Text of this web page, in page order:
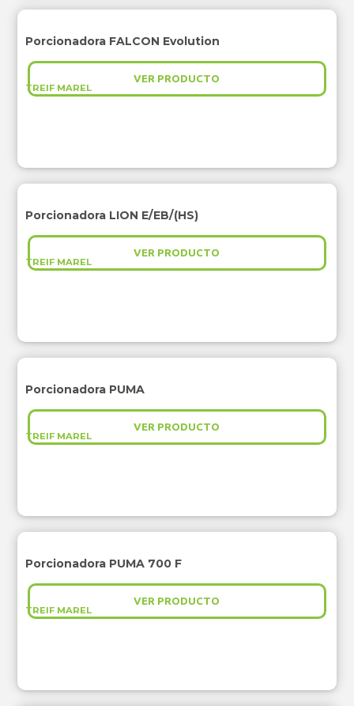
TREIF MAREL
Porcionadora FALCON Evolution
VER PRODUCTO
TREIF MAREL
Porcionadora LION E/EB/(HS)
VER PRODUCTO
TREIF MAREL
Porcionadora PUMA
VER PRODUCTO
TREIF MAREL
Porcionadora PUMA 700 F
VER PRODUCTO